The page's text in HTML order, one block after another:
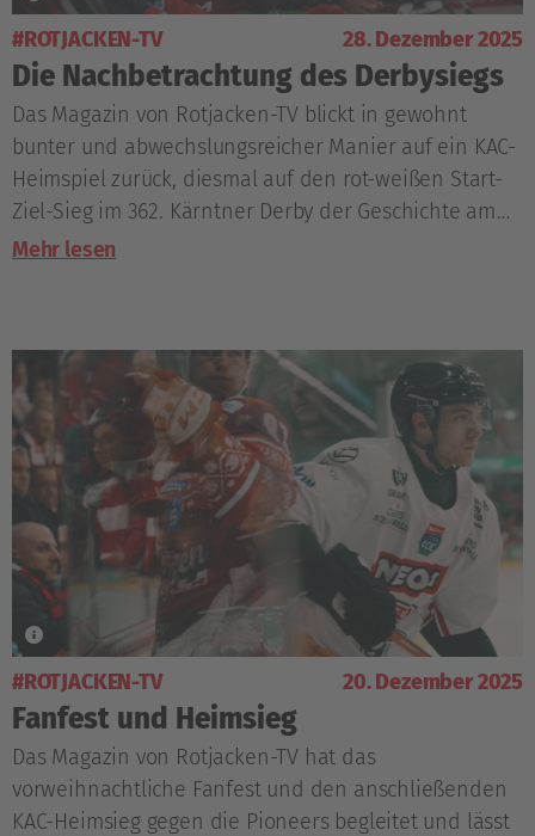
#ROTJACKEN-TV 28. Dezember 2025
Die Nachbetrachtung des Derbysiegs
Das Magazin von Rotjacken-TV blickt in gewohnt
bunter und abwechslungsreicher Manier auf ein KAC-
Heimspiel zurück, diesmal auf den rot-weißen Start-
Ziel-Sieg im 362. Kärntner Derby der Geschichte am
Samstagnachmittag.
Mehr lesen
#ROTJACKEN-TV 20. Dezember 2025
Fanfest und Heimsieg
Das Magazin von Rotjacken-TV hat das
vorweihnachtliche Fanfest und den anschließenden
KAC-Heimsieg gegen die Pioneers begleitet und lässt